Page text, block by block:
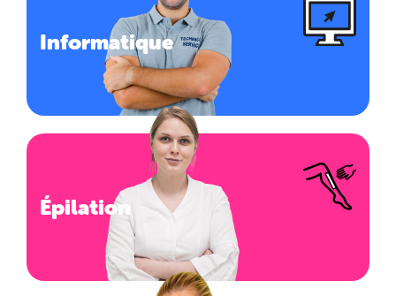
Informatique
Épilation